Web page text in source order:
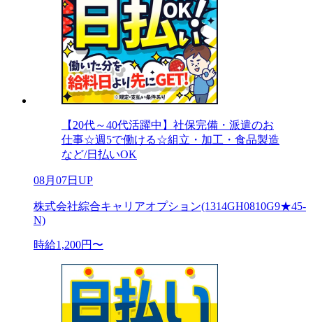
【20代～40代活躍中】社保完備・派遣のお
仕事☆週5で働ける☆組立・加工・食品製造
など/日払いOK
08月07日UP
株式会社綜合キャリアオプション(1314GH0810G9★45-
N)
時給1,200円〜